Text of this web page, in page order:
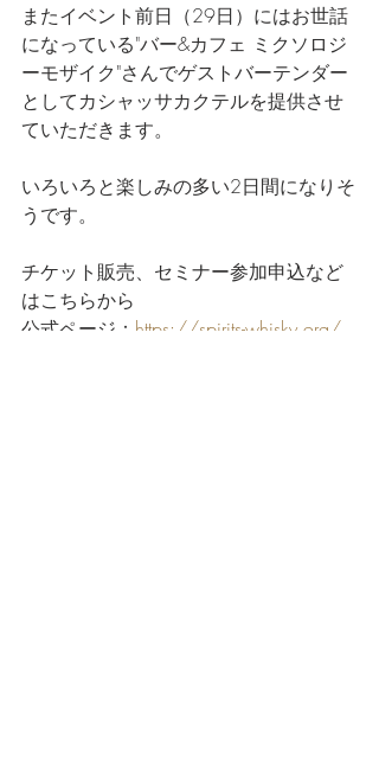
またイベント前日（29日）にはお世話
になっている"バー&カフェ ミクソロジ
ーモザイク"さんでゲストバーテンダー
としてカシャッサカクテルを提供させ
ていただきます。
いろいろと楽しみの多い2日間になりそ
うです。
チケット販売、セミナー参加申込など
はこちらから
公式ページ： https://spirits-whisky.org/